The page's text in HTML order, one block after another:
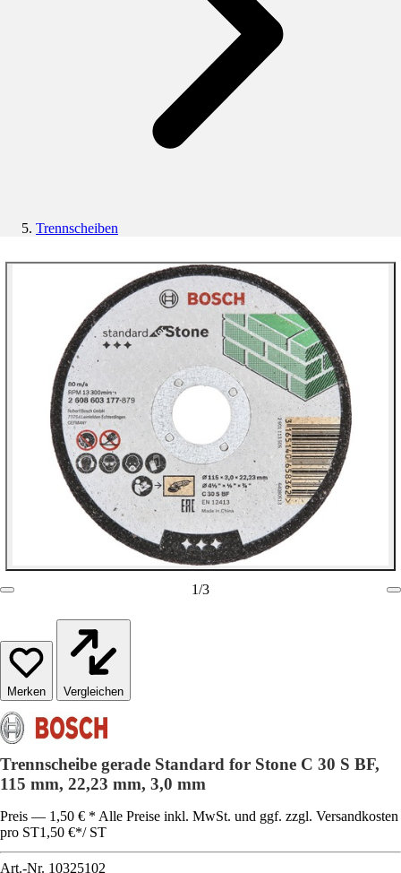
Trennscheiben
1/3
Vergleichen
Trennscheibe gerade Standard for Stone C 30 S BF,
115 mm, 22,23 mm, 3,0 mm
Preis — 1,50 € * Alle Preise inkl. MwSt. und ggf. zzgl. Versandkosten
pro ST1,50 €*/ ST
Art.-Nr. 10325102